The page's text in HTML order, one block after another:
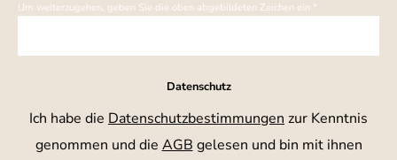
Um weiterzugehen, geben Sie die oben abgebildeten Zeichen ein *
Datenschutz
Ich habe die Datenschutzbestimmungen zur Kenntnis
genommen und die AGB gelesen und bin mit ihnen